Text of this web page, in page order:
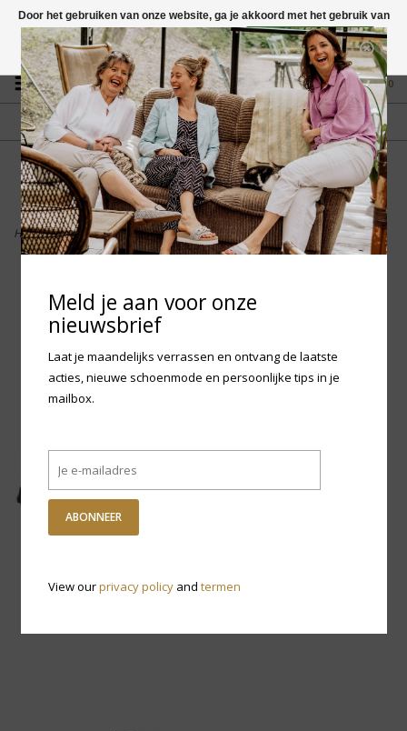
Vragen? App naar +31 58 250 1503
0
GRATIS VERZENDING NL
Vanaf € 75,-
FYSIEKE WINKEL
in Mantgum (frl)
fdad
Home>Birkenstock - Kumba Birko-Flor Magic Galaxy SFB
Door het gebruiken van onze website, ga je akkoord met het gebruik van
cookies om onze website te verbeteren.
Dit bericht verbergen
Meer over cookies »
Meld je aan voor onze
nieuwsbrief
Laat je maandelijks verrassen en ontvang de laatste
acties, nieuwe schoenmode en persoonlijke tips in je
mailbox.
ABONNEER
View ourprivacy policyand termen